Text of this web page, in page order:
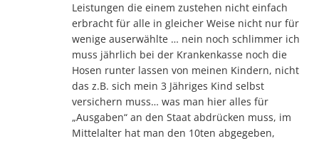
Leistungen die einem zustehen nicht einfach
erbracht für alle in gleicher Weise nicht nur für
wenige auserwählte … nein noch schlimmer ich
muss jährlich bei der Krankenkasse noch die
Hosen runter lassen von meinen Kindern, nicht
das z.B. sich mein 3 Jähriges Kind selbst
versichern muss… was man hier alles für
„Ausgaben“ an den Staat abdrücken muss, im
Mittelalter hat man den 10ten abgegeben,